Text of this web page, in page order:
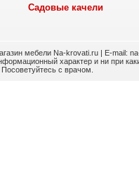
Садовые качели
мебели Na-krovati.ru | E-mail:
характер и ни при
с врачом.